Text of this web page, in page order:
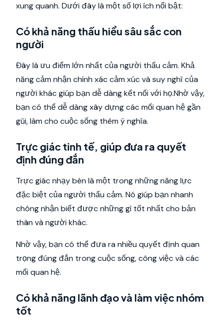
xung quanh. Dưới đây là một số lợi ích nổi bật:
Có khả năng thấu hiểu sâu sắc con
người
Đây là ưu điểm lớn nhất của người thấu cảm. Khả
năng cảm nhận chính xác cảm xúc và suy nghĩ của
người khác giúp bạn dễ dàng kết nối với họ.Nhờ vậy,
bạn có thể dễ dàng xây dựng các mối quan hệ gần
gũi, làm cho cuộc sống thêm ý nghĩa.
Trực giác tinh tế, giúp đưa ra quyết
định đúng đắn
Trực giác nhạy bén là một trong những năng lực
đặc biệt của người thấu cảm. Nó giúp bạn nhanh
chóng nhận biết được những gì tốt nhất cho bản
thân và người khác.
Nhờ vậy, bạn có thể đưa ra nhiều quyết định quan
trọng đúng đắn trong cuộc sống, công việc và các
mối quan hệ.
Có khả năng lãnh đạo và làm việc nhóm
tốt